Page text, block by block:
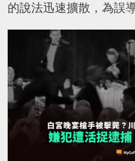
的說法迅速擴散，為誤